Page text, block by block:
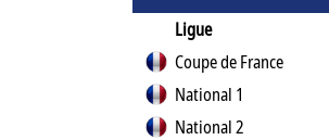
Ligue
Coupe de France
National 1
National 2